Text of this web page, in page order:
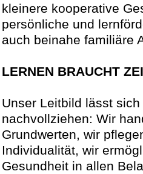
kleinere kooperative
persönliche und
auch beinahe familiäre
LERNEN BRAUCHT
Unser Leitbild lässt
nachvollziehen: Wir
Grundwerten, wir
Individualität, wir
Gesundheit in allen